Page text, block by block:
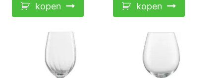
kopen kopen